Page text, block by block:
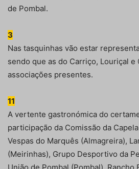
de Pombal.
3
Nas tasquinhas vão estar
sendo que as do Carriço, Louriçal e
associações presentes.
11
A vertente gastronómica do
participação da Comissão da
Vespas do Marquês (Almagreira),
(Meirinhas), Grupo Desportivo da